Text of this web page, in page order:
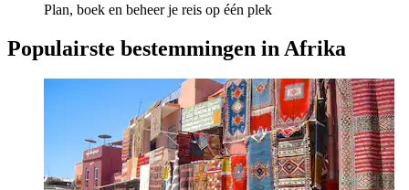
Plan, boek en beheer je reis op één plek
Populairste bestemmingen in Afrika